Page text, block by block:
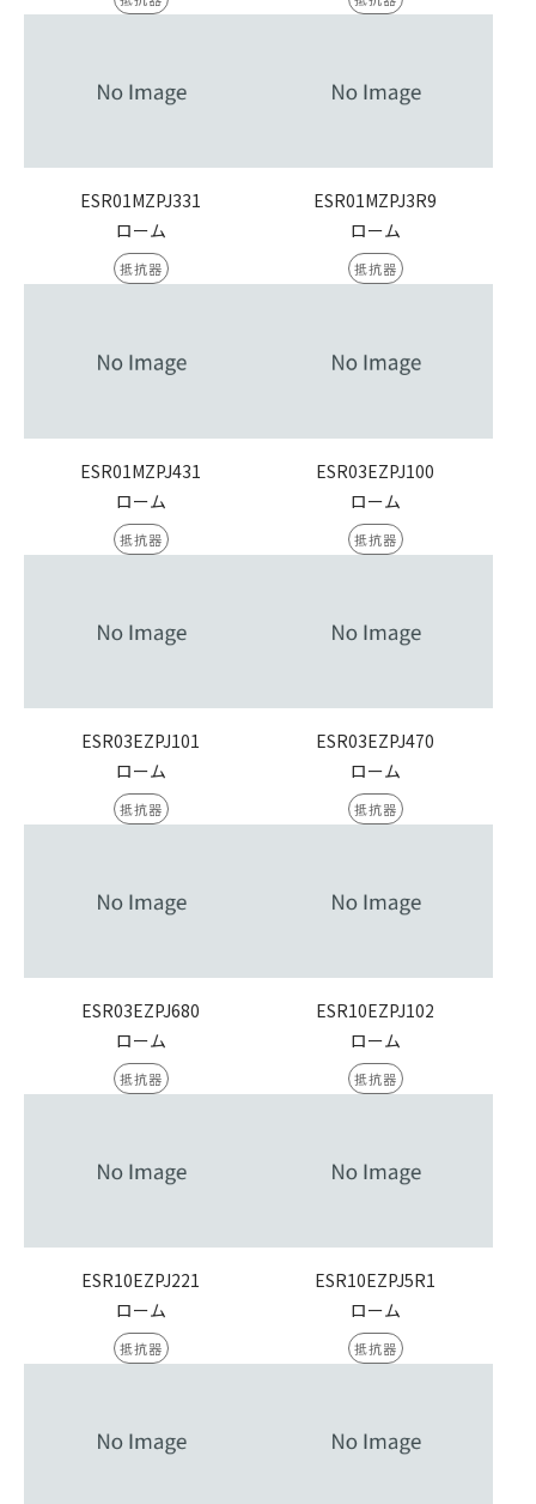
ESR01MZPJ331
ローム
抵抗器
ESR01MZPJ3R9
ローム
抵抗器
ESR01MZPJ431
ローム
抵抗器
ESR03EZPJ100
ローム
抵抗器
ESR03EZPJ101
ローム
抵抗器
ESR03EZPJ470
ローム
抵抗器
ESR03EZPJ680
ローム
抵抗器
ESR10EZPJ102
ローム
抵抗器
ESR10EZPJ221
ローム
抵抗器
ESR10EZPJ5R1
ローム
抵抗器